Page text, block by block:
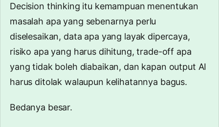
Decision thinking itu kemampuan menentukan
masalah apa yang sebenarnya perlu
diselesaikan, data apa yang layak dipercaya,
risiko apa yang harus dihitung, trade-off apa
yang tidak boleh diabaikan, dan kapan output AI
harus ditolak walaupun kelihatannya bagus.
Bedanya besar.